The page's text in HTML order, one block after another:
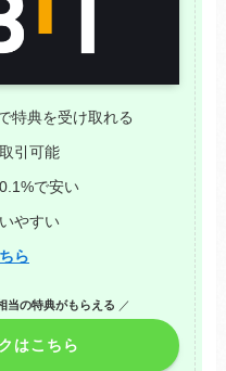
特典を受け取れる
引可能
で安い
やすい
ら
当の特典がもらえる ／
はこちら